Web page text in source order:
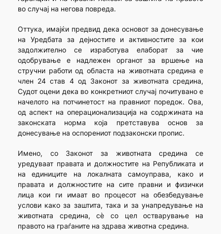
во случај на негова повреда.
Оттука, имајќи предвид дека основот за донесување
на Уредбата за дејностите и активностите за кои
задолжително се изработува елаборат за чие
одобрување е надлежен органот за вршење на
стручни работи од областа на животната средина е
член 24 став 4 од Законот за животната средина,
Судот оцени дека во конкретниот случај почитувано е
начелото на потчинетост на правниот поредок. Ова,
од аспект на операционализација на содржината на
законската норма која претставува основ за
донесување на оспорениот подзаконски пропис.
Имено, со Законот за животната средина се
уредуваат правата и должностите на Републиката и
на единиците на локалната самоуправа, како и
правата и должностите на сите правни и физички
лица кои ги имаат во процесот на обезбедување
услови како за заштита, така и за унапредување на
животната средина, сè со цел остварување на
правото на граѓаните на здрава животна средина.